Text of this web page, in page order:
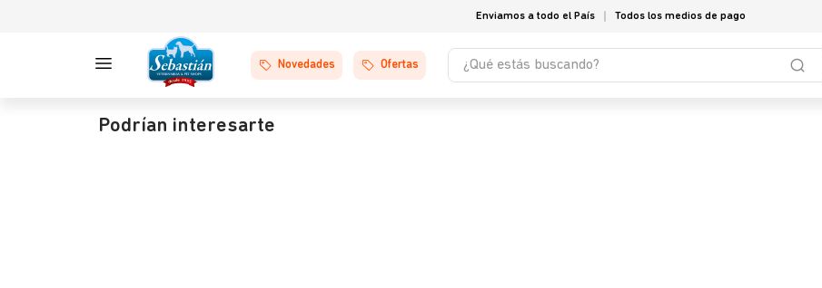
Enviamos a todo el País Todos los medios de pago
Novedades Ofertas
¿Qué estás buscando?
Podrían interesarte